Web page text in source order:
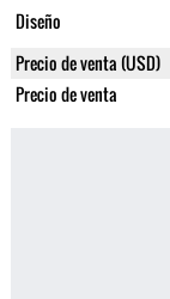
Diseño
Precio de venta (USD)
Precio de venta